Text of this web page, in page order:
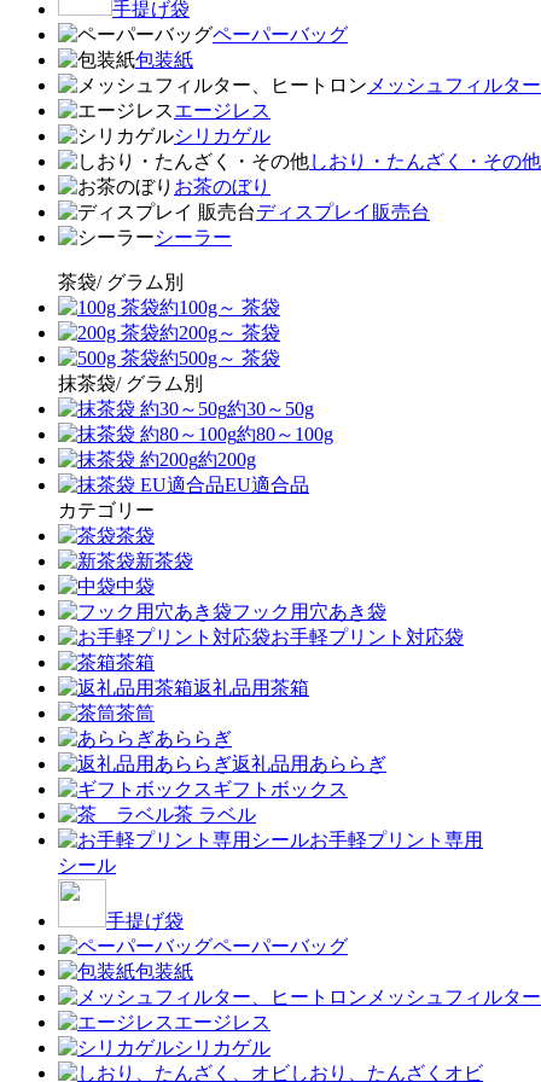
手提げ袋
ペーパーバッグ
包装紙
メッシュフィルタ
エージレス
シリカゲル
しおり・たんざく・その他
お茶のぼり
ディスプレイ販売台
シーラー
茶袋/ グラム別
約100g～ 茶袋
約200g～ 茶袋
約500g～ 茶袋
抹茶袋/ グラム別
約30～50g
約80～100g
約200g
EU適合品
カテゴリー
茶袋
新茶袋
中袋
フック用穴あき袋
お手軽プリント対応袋
茶箱
返礼品用茶箱
茶筒
あららぎ
返礼品用あららぎ
ギフトボックス
茶 ラベル
お手軽プリント専用
シール
手提げ袋
ペーパーバッグ
包装紙
メッシュフィルタ
エージレス
シリカゲル
しおり、たんざくオビ